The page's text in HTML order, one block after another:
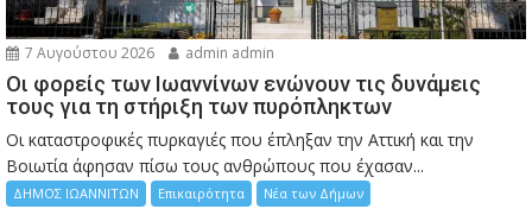
7 Αυγούστου 2026 admin admin
Οι φορείς των Ιωαννίνων ενώνουν τις δυνάμεις
τους για τη στήριξη των πυρόπληκτων
Οι καταστροφικές πυρκαγιές που έπληξαν την Αττική και την
Bοιωτία άφησαν πίσω τους ανθρώπους που έχασαν...
ΔΗΜΟΣ ΙΩΑΝΝΙΤΩΝ Επικαιρότητα Νέα των Δήμων